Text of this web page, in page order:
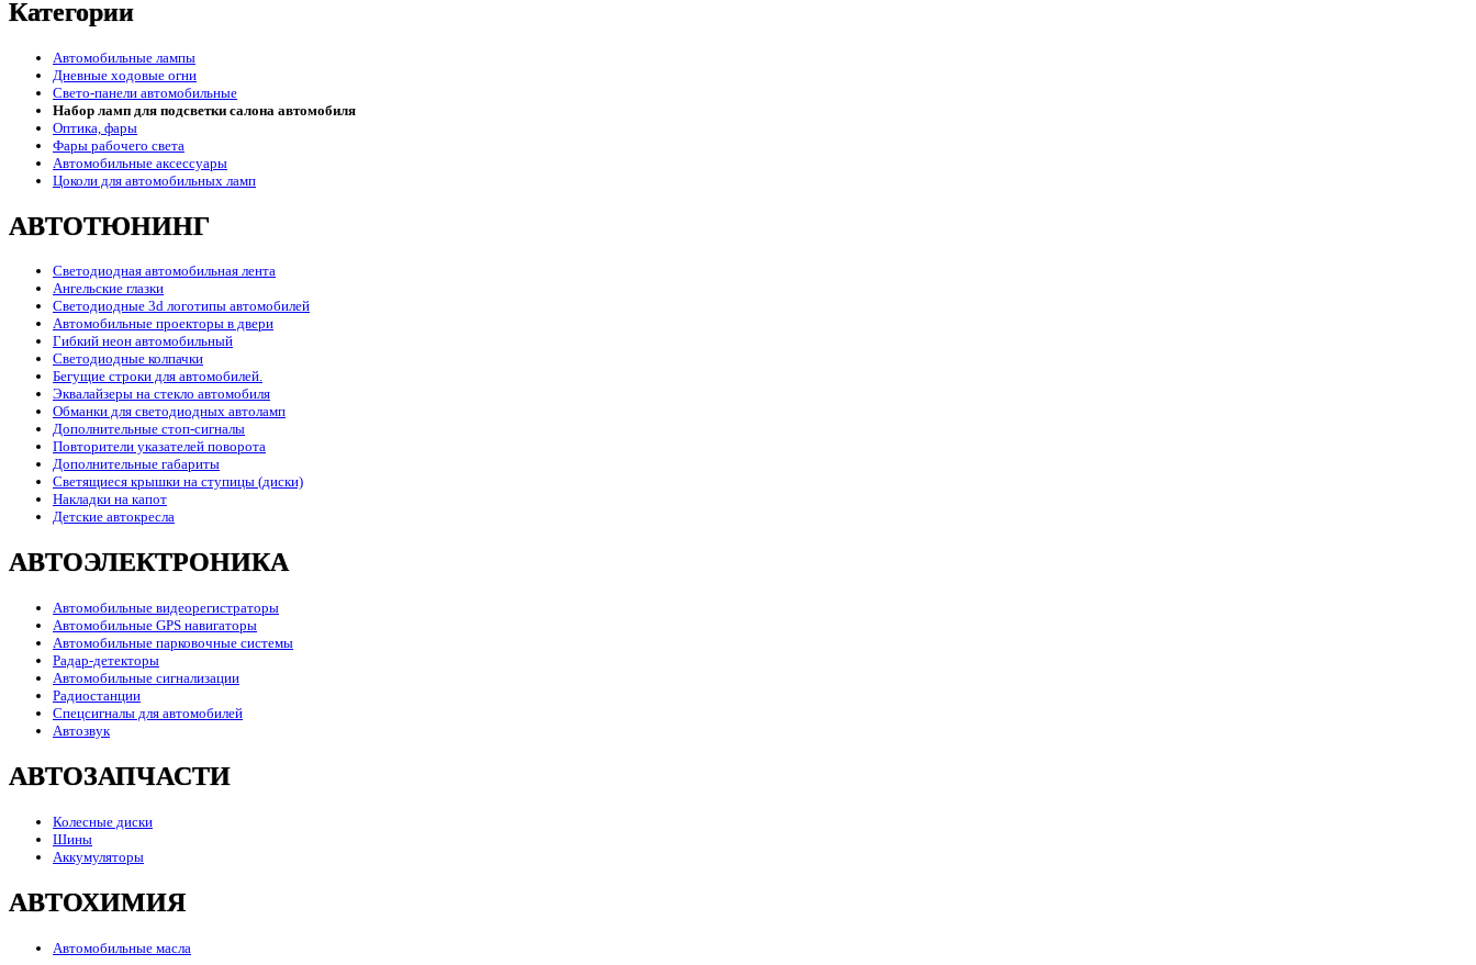
Категории
Автомобильные лампы
Дневные ходовые огни
Свето-панели автомобильные
Набор ламп для подсветки салона автомобиля
Оптика, фары
Фары рабочего света
Автомобильные аксессуары
Цоколи для автомобильных ламп
АВТОТЮНИНГ
Светодиодная автомобильная лента
Ангельские глазки
Светодиодные 3d логотипы автомобилей
Автомобильные проекторы в двери
Гибкий неон автомобильный
Светодиодные колпачки
Бегущие строки для автомобилей.
Эквалайзеры на стекло автомобиля
Обманки для светодиодных автоламп
Дополнительные стоп-сигналы
Повторители указателей поворота
Дополнительные габариты
Светящиеся крышки на ступицы (диски)
Накладки на капот
Детские автокресла
АВТОЭЛЕКТРОНИКА
Автомобильные видеорегистраторы
Автомобильные GPS навигаторы
Автомобильные парковочные системы
Радар-детекторы
Автомобильные сигнализации
Радиостанции
Спецсигналы для автомобилей
Автозвук
АВТОЗАПЧАСТИ
Колесные диски
Шины
Аккумуляторы
АВТОХИМИЯ
Автомобильные масла